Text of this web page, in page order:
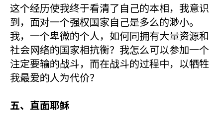
这个经历使我终于看清了自己的本相，我意识
到，面对一个强权国家自己是多么的渺小。
我，一个卑微的个人，如何同拥有大量资源和
社会网络的国家相抗衡？我怎么可以参加一个
注定要输的战斗，而在战斗的过程中，以牺牲
我最爱的人为代价？
五、直面耶稣